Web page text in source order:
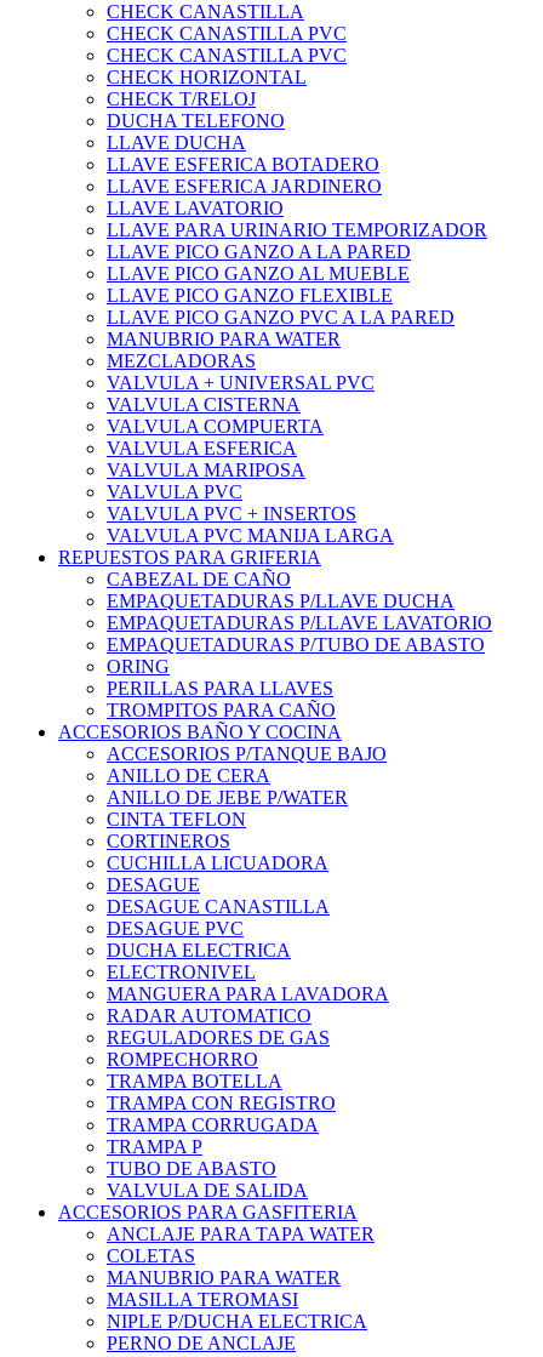
CHECK CANASTILLA
CHECK CANASTILLA PVC
CHECK CANASTILLA PVC
CHECK HORIZONTAL
CHECK T/RELOJ
DUCHA TELEFONO
LLAVE DUCHA
LLAVE ESFERICA BOTADERO
LLAVE ESFERICA JARDINERO
LLAVE LAVATORIO
LLAVE PARA URINARIO TEMPORIZADOR
LLAVE PICO GANZO A LA PARED
LLAVE PICO GANZO AL MUEBLE
LLAVE PICO GANZO FLEXIBLE
LLAVE PICO GANZO PVC A LA PARED
MANUBRIO PARA WATER
MEZCLADORAS
VALVULA + UNIVERSAL PVC
VALVULA CISTERNA
VALVULA COMPUERTA
VALVULA ESFERICA
VALVULA MARIPOSA
VALVULA PVC
VALVULA PVC + INSERTOS
VALVULA PVC MANIJA LARGA
REPUESTOS PARA GRIFERIA
CABEZAL DE CAÑO
EMPAQUETADURAS P/LLAVE DUCHA
EMPAQUETADURAS P/LLAVE LAVATORIO
EMPAQUETADURAS P/TUBO DE ABASTO
ORING
PERILLAS PARA LLAVES
TROMPITOS PARA CAÑO
ACCESORIOS BAÑO Y COCINA
ACCESORIOS P/TANQUE BAJO
ANILLO DE CERA
ANILLO DE JEBE P/WATER
CINTA TEFLON
CORTINEROS
CUCHILLA LICUADORA
DESAGUE
DESAGUE CANASTILLA
DESAGUE PVC
DUCHA ELECTRICA
ELECTRONIVEL
MANGUERA PARA LAVADORA
RADAR AUTOMATICO
REGULADORES DE GAS
ROMPECHORRO
TRAMPA BOTELLA
TRAMPA CON REGISTRO
TRAMPA CORRUGADA
TRAMPA P
TUBO DE ABASTO
VALVULA DE SALIDA
ACCESORIOS PARA GASFITERIA
ANCLAJE PARA TAPA WATER
COLETAS
MANUBRIO PARA WATER
MASILLA TEROMASI
NIPLE P/DUCHA ELECTRICA
PERNO DE ANCLAJE